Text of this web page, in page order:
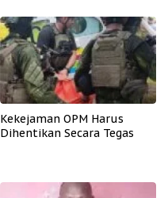
Kekejaman OPM Harus
Dihentikan Secara Tegas